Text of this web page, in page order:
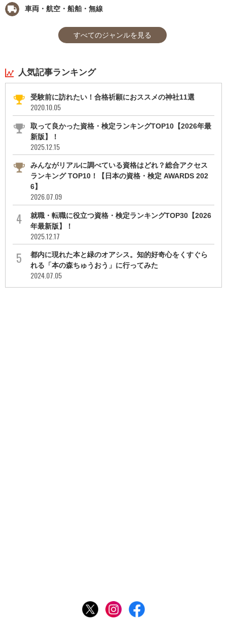
車両・航空・船舶・無線
すべてのジャンルを見る
人気記事ランキング
受験前に訪れたい！合格祈願におススメの神社11選
2020.10.05
取って良かった資格・検定ランキングTOP10【2026年最
新版】！
2025.12.15
みんながリアルに調べている資格はどれ？総合アクセス
ランキング TOP10！【日本の資格・検定 AWARDS 202
6】
2026.07.09
就職・転職に役立つ資格・検定ランキングTOP30【2026
年最新版】！
2025.12.17
都内に現れた本と緑のオアシス。知的好奇心をくすぐら
れる「本の森ちゅうおう」に行ってみた
2024.07.05